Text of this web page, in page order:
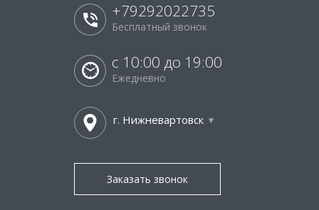
+79292022735
Бесплатный звонок
с 10:00 до 19:00
Ежедневно
г. Нижневартовск
Заказать звонок